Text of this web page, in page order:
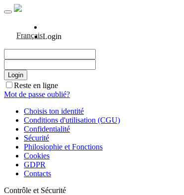
FrançaisLogin
Reste en ligne
Mot de passe oublié?
Choisis ton identité
Conditions d'utilisation (CGU)
Confidentialité
Sécurité
Philosiophie et Fonctions
Cookies
GDPR
Contacts
Contrôle et Sécurité